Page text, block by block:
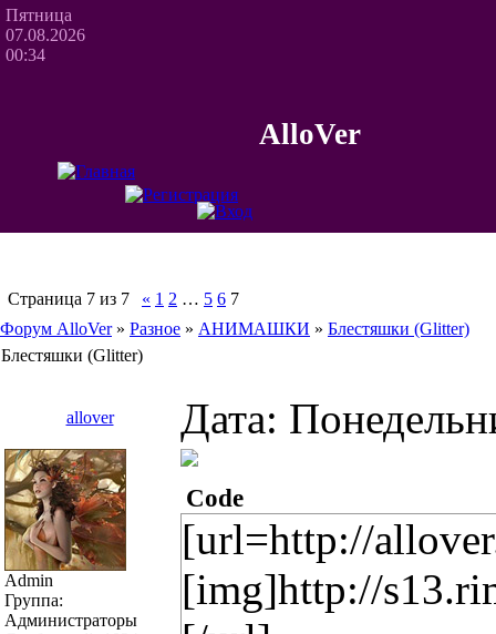
Пятница
07.08.2026
00:34
AlloVer
Страница 7 из 7 « 1 2 … 5 6 7
Форум AlloVer » Разное » АНИМАШКИ » Блестяшки (Glitter)
Блестяшки (Glitter)
allover Дата:
Admin
Группа:
Администраторы
Code
[url=http://
[img]http://